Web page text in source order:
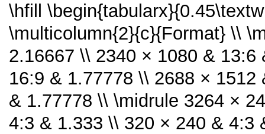
\hfill
\multicolumn{2}{c}{Format} \\
2.16667 \\ 2340 × 1080 &
16:9 & 1.77778 \\ 2688 ×
& 1.77778 \\ \midrule 3264 ×
4:3 & 1.333 \\ 320 × 240 & 4:3